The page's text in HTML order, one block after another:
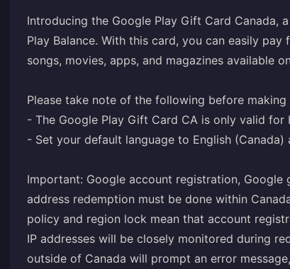
Introducing the Google Play Gift Card
Play Balance. With this card, you can easily
songs, movies, apps, and magazines available
Please take note of the following before making
- The Google Play Gift Card CA is only valid for
- Set your default language to English
Important: Google account registration,
address redemption must be done within
policy and region lock mean that account
IP addresses will be closely monitored during
outside of Canada will prompt an error